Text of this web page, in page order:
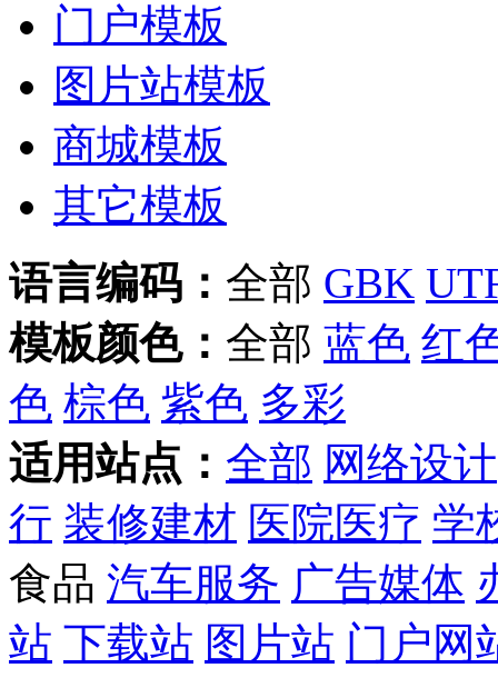
门户模板
图片站模板
商城模板
其它模板
语言编码： 全部 GBK
模板颜色： 全部 蓝色 红
色 棕色 紫色 多彩
适用站点： 全部 网络设计
行 装修建材 医院医疗 学
食品 汽车服务 广告媒体
站 下载站 图片站 门户网